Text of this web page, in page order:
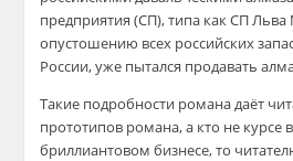
предприятия (СП), типа как СП Льва
опустошению всех российских
России, уже пытался продавать
Такие подробности романа даёт
прототипов романа, а кто не курсе
бриллиантовом бизнесе, то